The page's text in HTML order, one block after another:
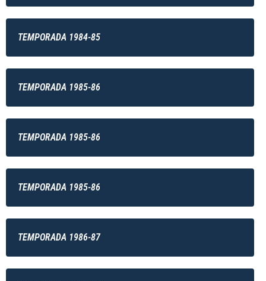
TEMPORADA 1984-85
TEMPORADA 1985-86
TEMPORADA 1985-86
TEMPORADA 1985-86
TEMPORADA 1986-87